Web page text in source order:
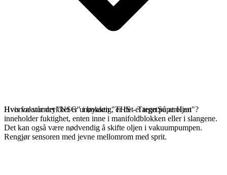
Hvis vakuumtrykket er unøyaktig, er det et tegn på at oljen
inneholder fuktighet, enten inne i manifoldblokken eller i slangene.
Det kan også være nødvendig å skifte oljen i vakuumpumpen.
Rengjør sensoren med jevne mellomrom med sprit.
Hvorfor står det "NSG" i boksen "THS - TargetSuperHeat"?